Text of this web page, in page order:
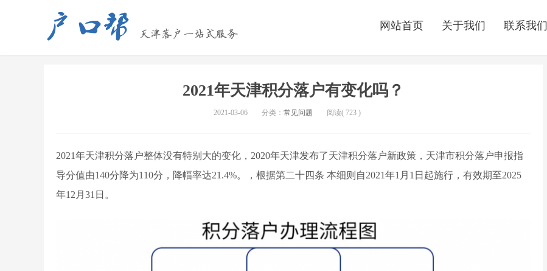
网站首页 关于我们 联系我们
2021年天津积分落户有变化吗？
2021-03-06 分类： 常见问题 阅读( 723 )
2021年天津积分落户整体没有特别大的变化，2020年天津发布了天津积分落户新政策， 天津市积分落户申报指
导分值由140分降为110分，降幅率达21.4%。， 根据第二十四条 本细则自2021年1月1日起施行，有效期至2025
年12月31日。